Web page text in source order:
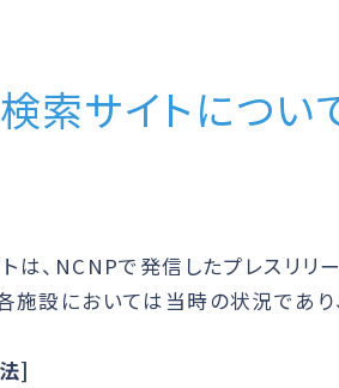
索サイトについ
は、NCNPで発信したプレスリ
各施設においては当時の状況であ
]